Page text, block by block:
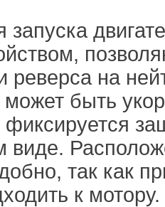
реверса на
может быть
виде.
так как
к мотору.